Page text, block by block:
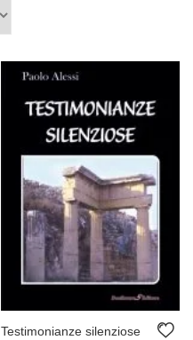
Testimonianze silenziose